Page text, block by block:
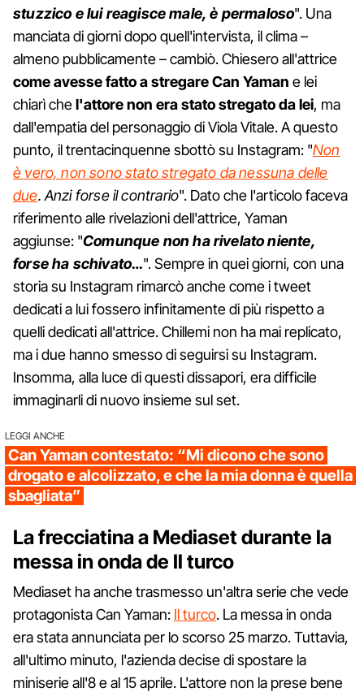
stuzzico e lui reagisce male, è permaloso". Una
manciata di giorni dopo quell'intervista, il clima –
almeno pubblicamente – cambiò. Chiesero all'attrice
come avesse fatto a stregare Can Yaman e lei
chiarì chel'attore non era stato stregato da lei, ma
dall'empatia del personaggio di Viola Vitale. A questo
punto, il trentacinquenne sbottò su Instagram: "Non
è vero, non sono stato stregato da nessuna delle
due. Anzi forse il contrario". Dato che l'articolo faceva
riferimento alle rivelazioni dell'attrice, Yaman
aggiunse: "Comunque non ha rivelato niente,
forse ha schivato…". Sempre in quei giorni, con una
storia su Instagram rimarcò anche come i tweet
dedicati a lui fossero infinitamente di più rispetto a
quelli dedicati all'attrice. Chillemi non ha mai replicato,
ma i due hanno smesso di seguirsi su Instagram.
Insomma, alla luce di questi dissapori, era difficile
immaginarli di nuovo insieme sul set.
LEGGI ANCHE
Can Yaman contestato: “Mi dicono che sono
drogato e alcolizzato, e che la mia donna è quella
sbagliata”
La frecciatina a Mediaset durante la
messa in onda de Il turco
Mediaset ha anche trasmesso un'altra serie che vede
protagonista Can Yaman: Il turco. La messa in onda
era stata annunciata per lo scorso 25 marzo. Tuttavia,
all'ultimo minuto, l'azienda decise di spostare la
miniserie all'8 e al 15 aprile. L'attore non la prese bene